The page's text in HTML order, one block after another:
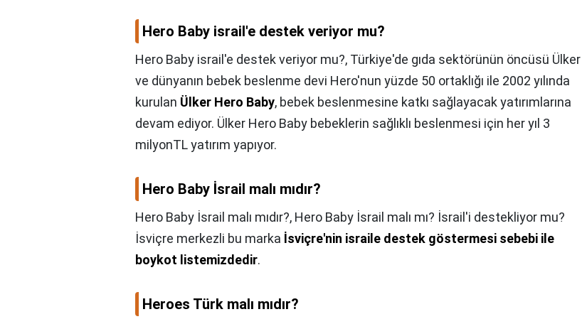
Hero Baby israil'e destek veriyor mu?
Hero Baby israil'e destek veriyor mu?, Türkiye'de gıda sektörünün öncüsü Ülker
ve dünyanın bebek beslenme devi Hero'nun yüzde 50 ortaklığı ile 2002 yılında
kurulan Ülker Hero Baby, bebek beslenmesine katkı sağlayacak yatırımlarına
devam ediyor. Ülker Hero Baby bebeklerin sağlıklı beslenmesi için her yıl 3
milyonTL yatırım yapıyor.
Hero Baby İsrail malı mıdır?
Hero Baby İsrail malı mıdır?, Hero Baby İsrail malı mı? İsrail'i destekliyor mu?
İsviçre merkezli bu marka İsviçre'nin israile destek göstermesi sebebi ile
boykot listemizdedir.
Heroes Türk malı mıdır?